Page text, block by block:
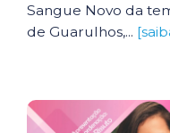
Sangue Novo da
de Guarulhos,...